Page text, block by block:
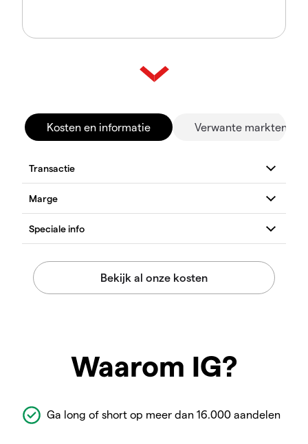
Kosten en informatie Verwante markten
Waarom IG?
Ga long of short op meer dan 16.000 aandelen